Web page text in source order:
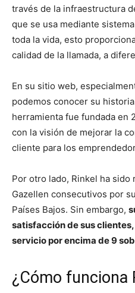
través de la infraestructura
que se usa mediante
toda la vida, esto
calidad de la llamada, a
En su sitio web,
podemos conocer su
herramienta fue fundada en
con la visión de mejorar la
cliente para los
Por otro lado, Rinkel ha
Gazellen consecutivos por
Países Bajos. Sin embargo,
satisfacción de sus
servicio por encima de 9
¿Cómo funciona